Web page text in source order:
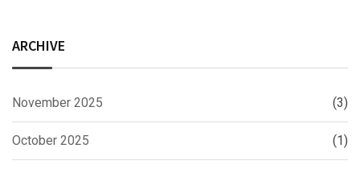
ARCHIVE
November 2025 (3)
October 2025 (1)